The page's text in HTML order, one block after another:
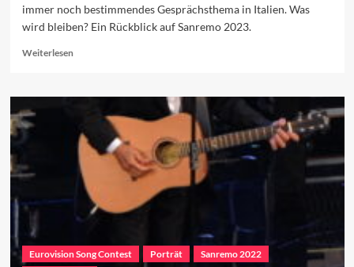
immer noch bestimmendes Gesprächsthema in Italien. Was
wird bleiben? Ein Rückblick auf Sanremo 2023.
WeiterlesenRead
Sanremo
Musik
und
schlechte
Politik
Eurovision Song Contest Porträt
Sanremo 2022